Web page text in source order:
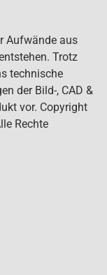
Aufwände aus
Trotz
technische
der Bild-, CAD &
vor. Copyright
Rechte